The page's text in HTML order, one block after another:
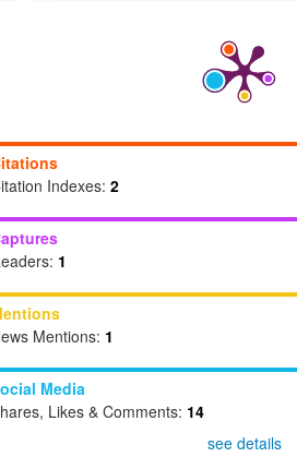
Indexes: 2
1
Mentions: 1
Media
Likes & Comments: 14
see details